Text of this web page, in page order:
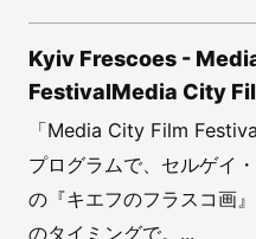
Kyiv Frescoes -
FestivalMedia City
「Media City Film
プログラムで、セルゲイ
の『キエフのフラスコ画
のタイミングで。...